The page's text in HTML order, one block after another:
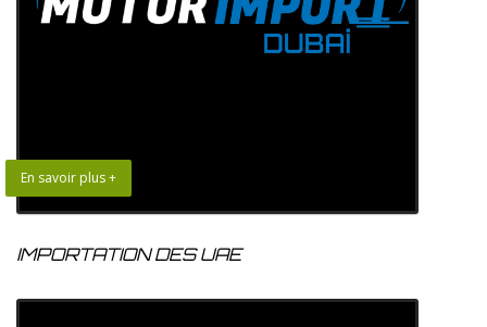
En savoir plus +
IMPORTATION DES UAE